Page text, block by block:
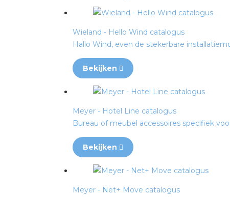
Wieland - Hello Wind catalogus
Hallo Wind, even de stekerbare
Bekijken
Meyer - Hotel Line catalogus
Bureau of meubel accessoires specifiek
Bekijken
Meyer - Net+ Move catalogus